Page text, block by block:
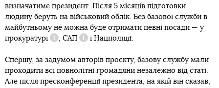
визначатиме президент. Після 5 місяців підготовки
людину беруть на військовий облік. Без базової служби в
майбутньому не можна буде отримати певні посади — у
прокуратурі
Довідка
, САП
Довідка
і Нацполіції.
Спершу, за задумом авторів проєкту, базову службу мали
проходити всі повнолітні громадяни незалежно від статі.
Але після пресконференції президента, на якій він сказав,